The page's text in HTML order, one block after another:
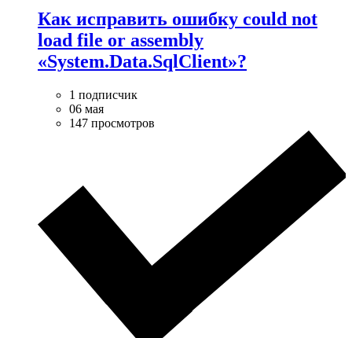
Как исправить ошибку could not
load file or assembly
«System.Data.SqlClient»?
1 подписчик
06 мая
147 просмотров